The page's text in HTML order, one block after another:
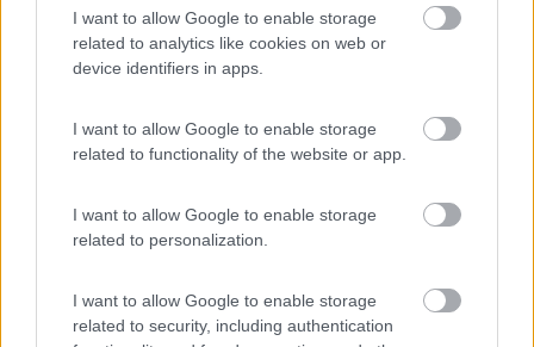
I want to allow Google to enable storage
related to analytics like cookies on web or
device identifiers in apps.
I want to allow Google to enable storage
related to functionality of the website or app.
I want to allow Google to enable storage
related to personalization.
I want to allow Google to enable storage
related to security, including authentication
Rascal